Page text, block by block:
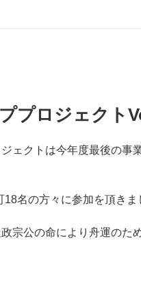
プロジェクト
ェクトは今年度最後の事
名の方々に参加を頂きま
宗公の命により舟運のた